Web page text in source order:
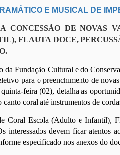
E MUSICAL DE
CONCESSÃO DE NOVAS
FLAUTA DOCE,
da Fundação Cultural e do
para o preenchimento de
feira (02), detalha as
coral até instrumentos de
Coral Escola (Adulto e Infantil),
interessados devem ficar atentos
especificado nos anexos do